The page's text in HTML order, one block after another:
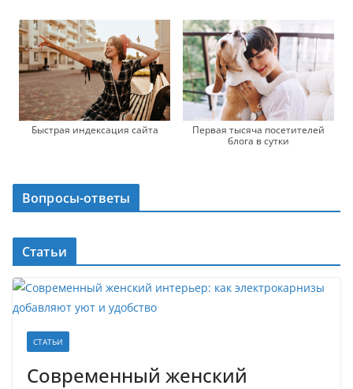
Быстрая индексация сайта
Первая тысяча посетителей
блога в сутки
Вопросы-ответы
Статьи
СТАТЬИ
Современный женский